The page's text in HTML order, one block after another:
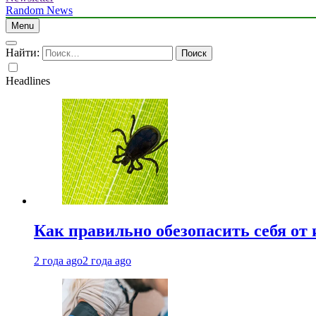
Random News
Menu
Найти:
Headlines
Как правильно обезопасить себя
2 года ago2 года ago